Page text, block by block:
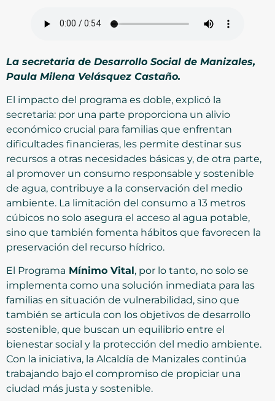
La secretaria de Desarrollo Social de Manizales,
Paula Milena Velásquez Castaño.
El impacto del programa es doble, explicó la
secretaria: por una parte proporciona un alivio
económico crucial para familias que enfrentan
dificultades financieras, les permite destinar sus
recursos a otras necesidades básicas y, de otra parte,
al promover un consumo responsable y sostenible
de agua, contribuye a la conservación del medio
ambiente. La limitación del consumo a 13 metros
cúbicos no solo asegura el acceso al agua potable,
sino que también fomenta hábitos que favorecen la
preservación del recurso hídrico.
El Programa Mínimo Vital, por lo tanto, no solo se
implementa como una solución inmediata para las
familias en situación de vulnerabilidad, sino que
también se articula con los objetivos de desarrollo
sostenible, que buscan un equilibrio entre el
bienestar social y la protección del medio ambiente.
Con la iniciativa, la Alcaldía de Manizales continúa
trabajando bajo el compromiso de propiciar una
ciudad más justa y sostenible.